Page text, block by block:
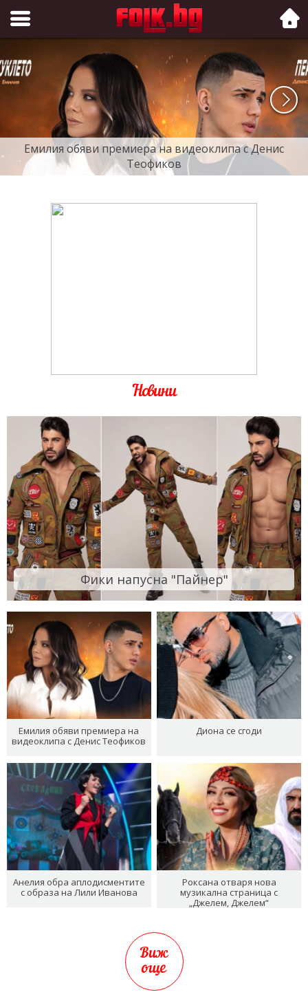
Folk.bg
Емилия обяви премиера на видеоклипа с Денис
Теофиков
Новини
Фики напусна "Пайнер"
Емилия обяви премиера на
видеоклипа с Денис Теофиков
Диона се сгоди
Анелия обра аплодисментите
с образа на Лили Иванова
Роксана отваря нова
музикална страница с
„Джелем, Джелем“
Виж
още